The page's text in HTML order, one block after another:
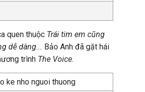
quen thuộc Trái tim em cũng
dễ dàng... Bảo Anh đã gặt hái
trình The Voice.